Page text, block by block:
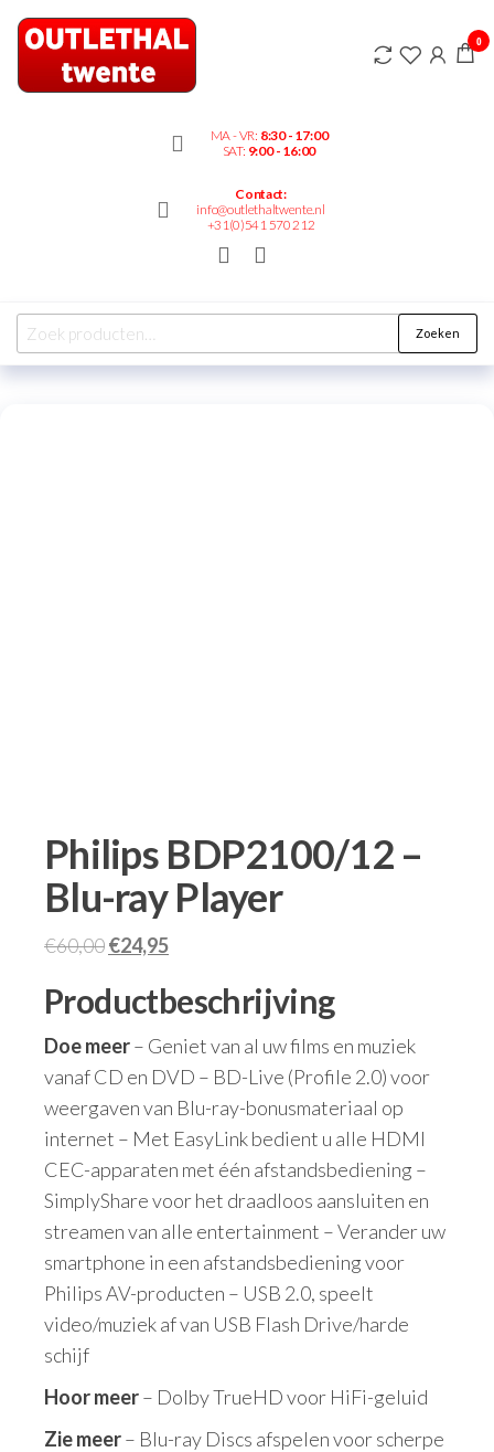
Outlethaltwente.nl
– altijd iets te
MA - VR: 8:30 - 17:00
SAT: 9:00 - 16:00
Contact:
info@outlethaltwente.nl
+31(0)541 570 212
0
Zoeken
Philips BDP2100/12 –
Blu-ray Player
€60,00€24,95
Productbeschrijving
Doe meer– Geniet van al uw films en muziek
vanaf CD en DVD – BD-Live (Profile 2.0) voor
weergaven van Blu-ray-bonusmateriaal op
internet – Met EasyLink bedient u alle HDMI
CEC-apparaten met één afstandsbediening –
SimplyShare voor het draadloos aansluiten en
streamen van alle entertainment – Verander uw
smartphone in een afstandsbediening voor
Philips AV-producten – USB 2.0, speelt
video/muziek af van USB Flash Drive/harde
schijf
Hoor meer– Dolby TrueHD voor HiFi-geluid
Zie meer– Blu-ray Discs afspelen voor scherpe